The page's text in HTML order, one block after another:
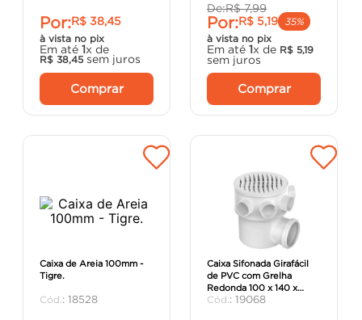
Por:R$ 38,45
à vista no pix
Em até 1x de
R$ 38,45 sem juros
Comprar
De:R$ 7,99
Por:R$ 5,19
35%
à vista no pix
Em até 1x de R$ 5,19
sem juros
Comprar
Caixa de Areia 100mm -
Tigre.
: 18528
Caixa Sifonada Girafácil
de PVC com Grelha
Redonda 100 x 140 x
50mm Branca - Tigre.
: 19068
º cadeira